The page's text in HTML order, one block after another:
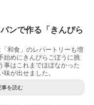
ンで作る「きんぴら
和食」のレパートリーも増
始めにきんぴらごぼうに挑
事はこれまでほぼなかった
が出せました。
事を読む